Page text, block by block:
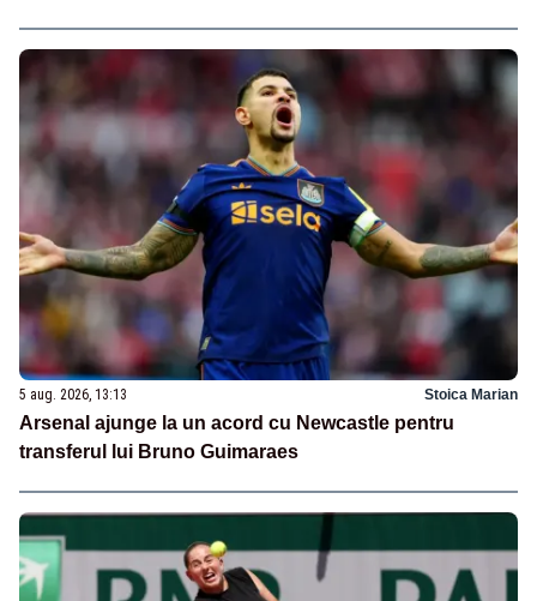
5 aug. 2026, 13:13 Stoica Marian
Arsenal ajunge la un acord cu Newcastle pentru
transferul lui Bruno Guimaraes